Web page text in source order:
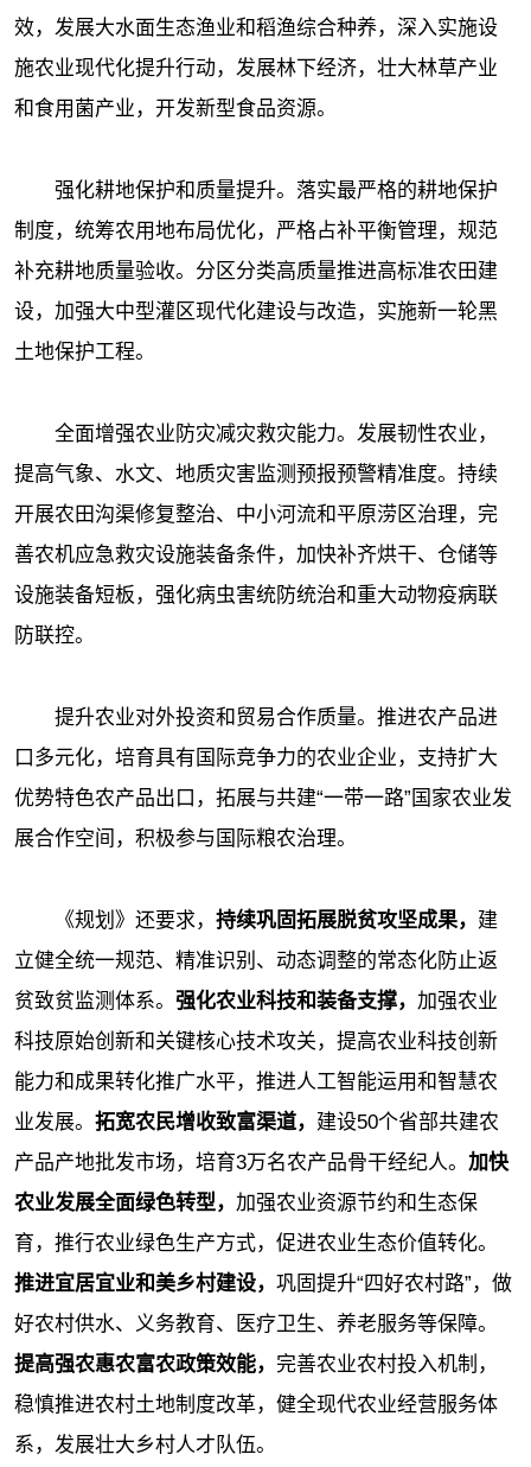
效，发展大水面生态渔业和稻渔综合种养，深入实施设
施农业现代化提升行动，发展林下经济，壮大林草产业
和食用菌产业，开发新型食品资源。
强化耕地保护和质量提升。落实最严格的耕地保护
制度，统筹农用地布局优化，严格占补平衡管理，规范
补充耕地质量验收。分区分类高质量推进高标准农田建
设，加强大中型灌区现代化建设与改造，实施新一轮黑
土地保护工程。
全面增强农业防灾减灾救灾能力。发展韧性农业，
提高气象、水文、地质灾害监测预报预警精准度。持续
开展农田沟渠修复整治、中小河流和平原涝区治理，完
善农机应急救灾设施装备条件，加快补齐烘干、仓储等
设施装备短板，强化病虫害统防统治和重大动物疫病联
防联控。
提升农业对外投资和贸易合作质量。推进农产品进
口多元化，培育具有国际竞争力的农业企业，支持扩大
优势特色农产品出口，拓展与共建“一带一路”国家农业发
展合作空间，积极参与国际粮农治理。
《规划》还要求， 持续巩固拓展脱贫攻坚成果， 建
立健全统一规范、精准识别、动态调整的常态化防止返
贫致贫监测体系。 强化农业科技和装备支撑， 加强农业
科技原始创新和关键核心技术攻关，提高农业科技创新
能力和成果转化推广水平，推进人工智能运用和智慧农
业发展。 拓宽农民增收致富渠道， 建设50个省部共建农
产品产地批发市场，培育3万名农产品骨干经纪人。 加快
农业发展全面绿色转型， 加强农业资源节约和生态保
育，推行农业绿色生产方式，促进农业生态价值转化。
推进宜居宜业和美乡村建设， 巩固提升“四好农村路”，做
好农村供水、义务教育、医疗卫生、养老服务等保障。
提高强农惠农富农政策效能， 完善农业农村投入机制，
稳慎推进农村土地制度改革，健全现代农业经营服务体
系，发展壮大乡村人才队伍。